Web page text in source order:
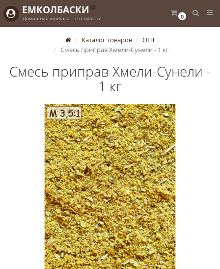
0
ЕМКОЛБАСКИ @
Домашняя колбаса - это просто!
Каталог товаров
ОПТ
Смесь приправ Хмели-Сунели - 1 кг
Смесь приправ Хмели-Сунели -
1 кг